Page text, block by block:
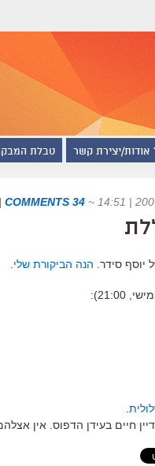
אודות/יצירת קשר טבלת
~
34 COMMENTS
|
יוסף סידר. הנה הביקורת שלי
21:00):
חיים בעידן הדפוס. אין